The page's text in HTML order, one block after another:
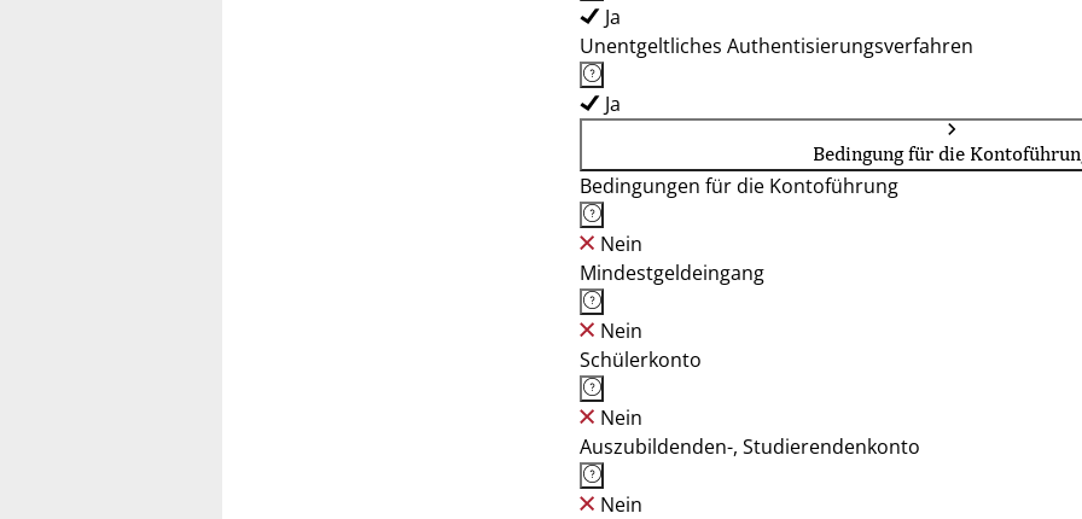
Ja
Unentgeltliches Authentisierungsverfahren
Ja
Bedingung für die
Bedingungen für die Kontoführung
Nein
Mindestgeldeingang
Nein
Schülerkonto
Nein
Auszubildenden-, Studierendenkonto
Nein